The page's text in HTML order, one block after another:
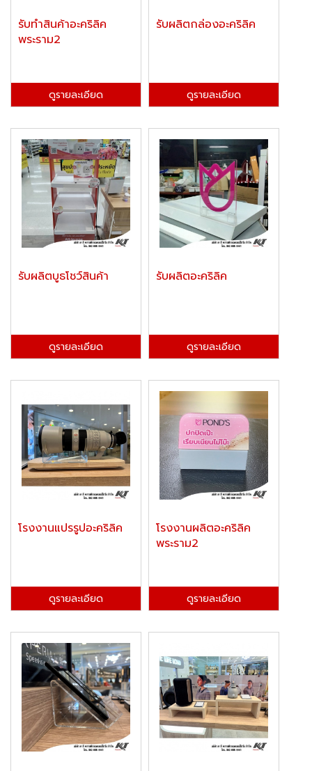
รับทำสินค้าอะคริลิค
พระราม2
ดูรายละเอียด
รับผลิตกล่องอะคริลิค
ดูรายละเอียด
รับผลิตบูธโชว์สินค้า
ดูรายละเอียด
รับผลิตอะคริลิค
ดูรายละเอียด
โรงงานแปรรูปอะคริลิค
ดูรายละเอียด
โรงงานผลิตอะคริลิค
พระราม2
ดูรายละเอียด